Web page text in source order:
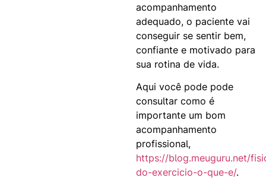
acompanhamento
adequado, o paciente vai
conseguir se sentir bem,
confiante e motivado para
sua rotina de vida.
Aqui você pode pode
consultar como é
importante um bom
acompanhamento
profissional,
https://blog.meuguru.net/
do-exercicio-o-que-e/.